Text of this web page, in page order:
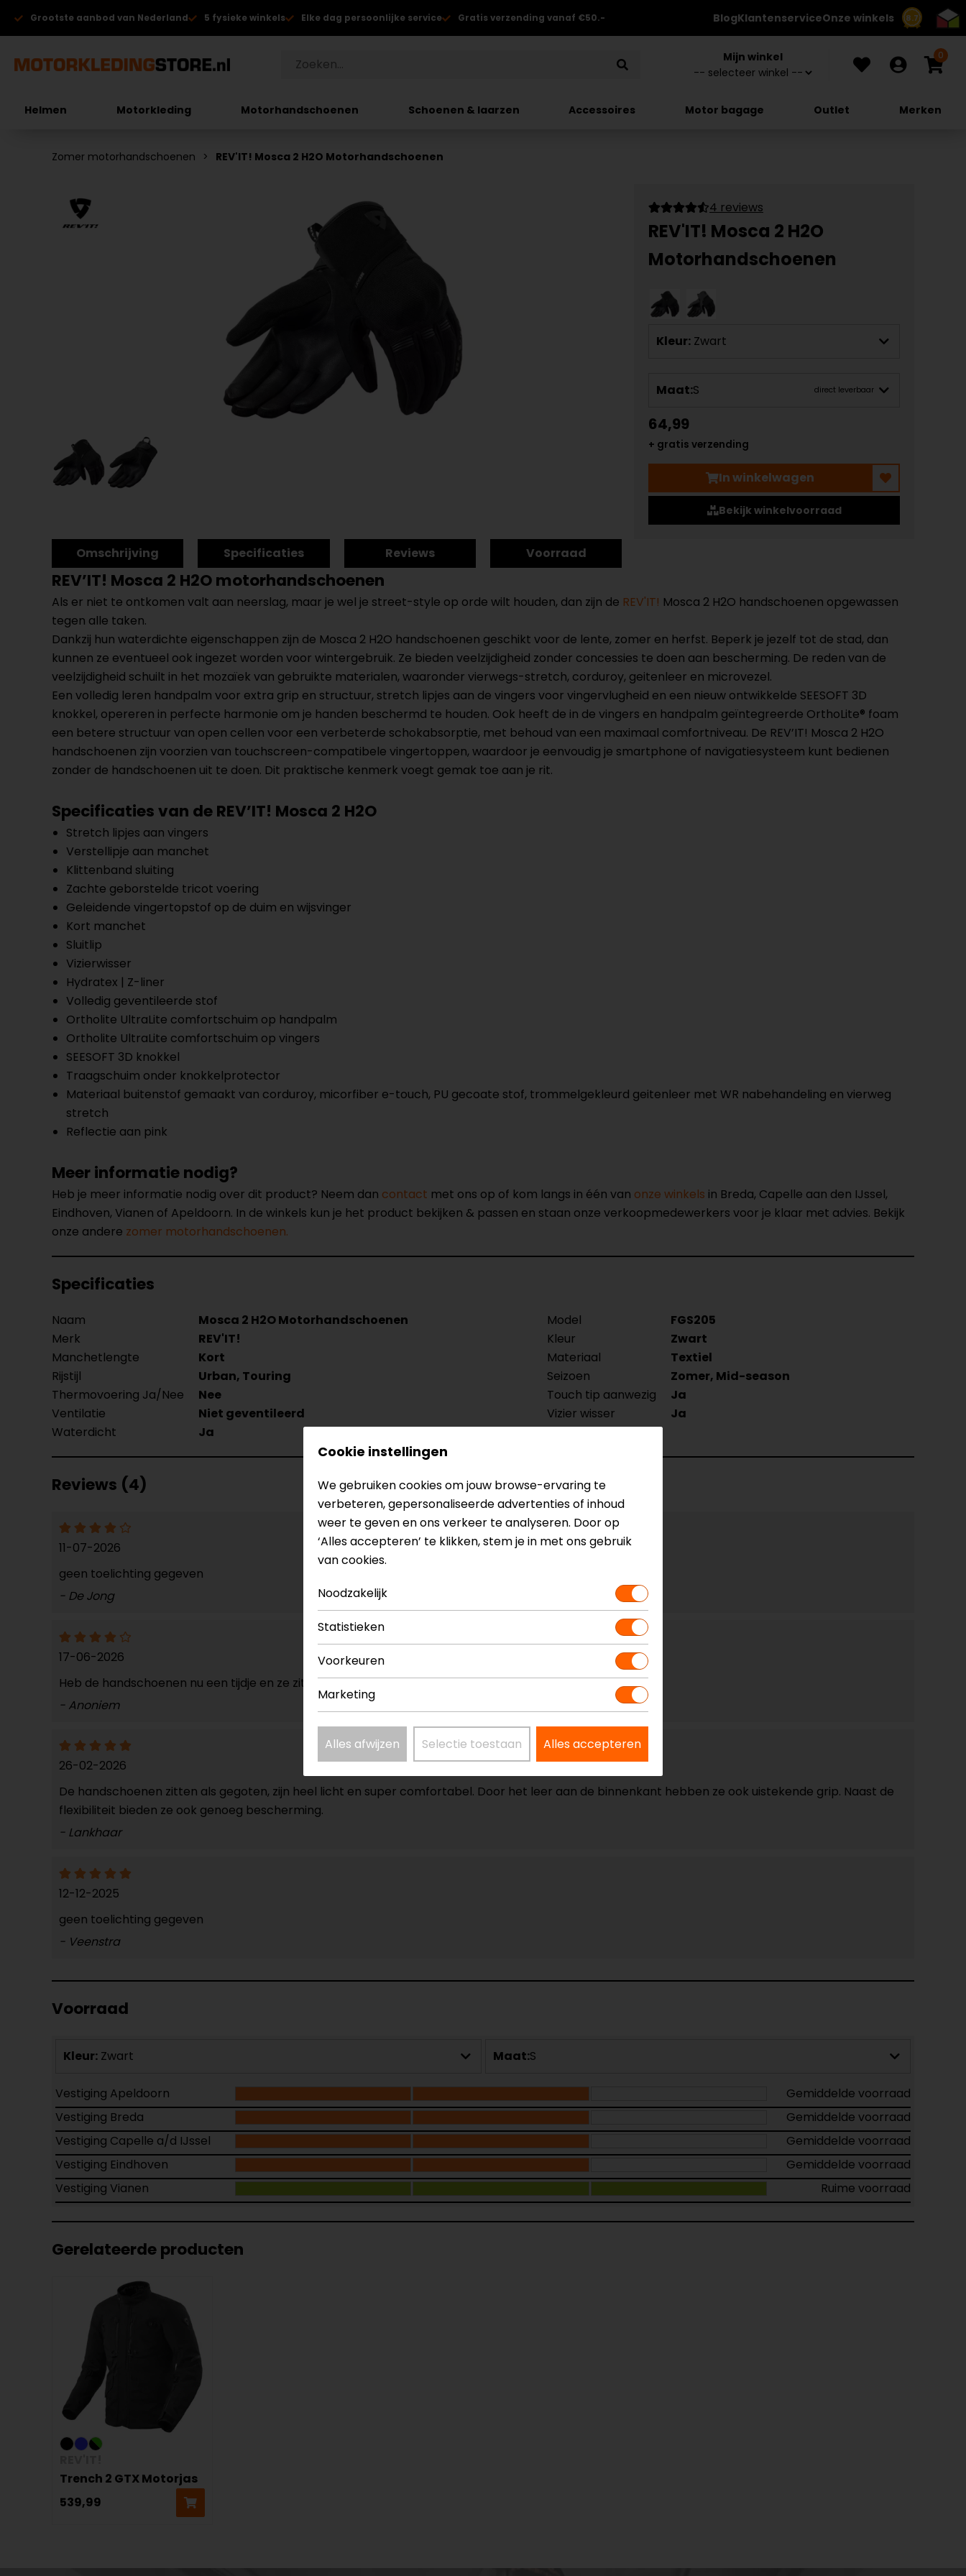
8.7
Grootste aanbod van Nederland 5 fysieke winkels Elke dag persoonlijke service Gratis verzending vanaf €50.- BlogKlantenserviceOnze winkels
Mijn winkel 0
Helmen Motorkleding Motorhandschoenen Schoenen & laarzen Accessoires Motor bagage Outlet Merken
Zomer motorhandschoenen REV'IT! Mosca 2 H2O Motorhandschoenen
4 reviews
REV'IT! Mosca 2 H2O
Motorhandschoenen
Kleur: Zwart
Maat:S direct leverbaar
64,99
+ gratis verzending
In winkelwagen
Bekijk winkelvoorraad
Omschrijving Specificaties Reviews Voorraad
REV’IT! Mosca 2 H2O motorhandschoenen
Als er niet te ontkomen valt aan neerslag, maar je wel je street-style op orde wilt houden, dan zijn de REV'IT! Mosca 2 H2O handschoenen opgewassen
tegen alle taken.
Dankzij hun waterdichte eigenschappen zijn de Mosca 2 H2O handschoenen geschikt voor de lente, zomer en herfst. Beperk je jezelf tot de stad, dan
kunnen ze eventueel ook ingezet worden voor wintergebruik. Ze bieden veelzijdigheid zonder concessies te doen aan bescherming. De reden van de
veelzijdigheid schuilt in het mozaïek van gebruikte materialen, waaronder vierwegs-stretch, corduroy, geitenleer en microvezel.
Een volledig leren handpalm voor extra grip en structuur, stretch lipjes aan de vingers voor vingervlugheid en een nieuw ontwikkelde SEESOFT 3D
knokkel, opereren in perfecte harmonie om je handen beschermd te houden. Ook heeft de in de vingers en handpalm geïntegreerde OrthoLite® foam
een betere structuur van open cellen voor een verbeterde schokabsorptie, met behoud van een maximaal comfortniveau. De REV’IT! Mosca 2 H2O
handschoenen zijn voorzien van touchscreen-compatibele vingertoppen, waardoor je eenvoudig je smartphone of navigatiesysteem kunt bedienen
zonder de handschoenen uit te doen. Dit praktische kenmerk voegt gemak toe aan je rit.
Specificaties van de REV’IT! Mosca 2 H2O
Stretch lipjes aan vingers
Verstellipje aan manchet
Klittenband sluiting
Zachte geborstelde tricot voering
Geleidende vingertopstof op de duim en wijsvinger
Kort manchet
Sluitlip
Vizierwisser
Hydratex | Z-liner
Volledig geventileerde stof
Ortholite UltraLite comfortschuim op handpalm
Ortholite UltraLite comfortschuim op vingers
SEESOFT 3D knokkel
Traagschuim onder knokkelprotector
Materiaal buitenstof gemaakt van corduroy, micorfiber e-touch, PU gecoate stof, trommelgekleurd geitenleer met WR nabehandeling en vierweg
stretch
Reflectie aan pink
Meer informatie nodig?
Heb je meer informatie nodig over dit product? Neem dan contact met ons op of kom langs in één van onze winkels in Breda, Capelle aan den IJssel,
Eindhoven, Vianen of Apeldoorn. In de winkels kun je het product bekijken & passen en staan onze verkoopmedewerkers voor je klaar met advies. Bekijk
onze andere zomer motorhandschoenen.
Specificaties
Naam Mosca 2 H2O Motorhandschoenen Model
FGS205
Merk
REV'IT! Kleur
Zwart
Manchetlengte
Kort Materiaal
Textiel
Rijstijl
Urban, Touring Seizoen
Zomer, Mid-season
Thermovoering Ja/Nee
Nee Touch tip aanwezig
Ja
Ventilatie
Niet geventileerd Vizier wisser
Ja
Waterdicht
Ja
Reviews (4)
11-07-2026
geen toelichting gegeven
- De Jong
17-06-2026
Heb de handschoenen nu een tijdje en ze zitten perfect en zijn werjelijk waterdicht
- Anoniem
26-02-2026
De handschoenen zitten als gegoten, zijn heel licht en super comfortabel. Door het leer aan de binnenkant hebben ze ook uistekende grip. Naast de
flexibiliteit bieden ze ook genoeg bescherming.
- Lankhaar
12-12-2025
geen toelichting gegeven
- Veenstra
Voorraad
Kleur: Zwart Maat:S
Vestiging Apeldoorn
Gemiddelde voorraad
Vestiging Breda
Gemiddelde voorraad
Vestiging Capelle a/d IJssel
Gemiddelde voorraad
Vestiging Eindhoven
Gemiddelde voorraad
Vestiging Vianen
Ruime voorraad
Gerelateerde producten
Trench 2 GTX Motorjas
539,99
Cookie instellingen
We gebruiken cookies om jouw browse-ervaring te
verbeteren, gepersonaliseerde advertenties of inhoud
weer te geven en ons verkeer te analyseren. Door op
‘Alles accepteren’ te klikken, stem je in met ons gebruik
van cookies.
Noodzakelijk
Statistieken
Voorkeuren
Marketing
Alles afwijzen Selectie toestaan Alles accepteren